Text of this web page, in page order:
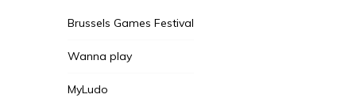
Brussels Games Festival
Wanna play
MyLudo